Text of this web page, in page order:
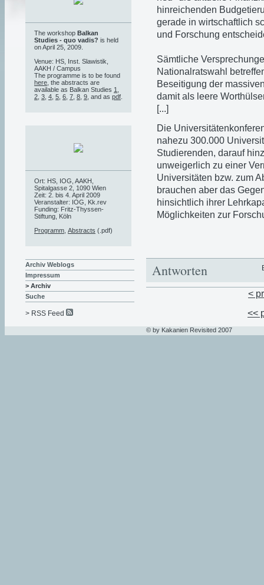
hinreichenden
gerade in wirtschaftlich
und Forschung
Sämtliche
Nationalratswahl
Beseitigung der
damit als leere
[...]
Die
nahezu 300.000
Studierenden, darauf
unweigerlich zu einer
Universitäten bzw. zum
brauchen aber das
hinsichtlich ihrer
Möglichkeiten zur
Antworten
<
<<
The workshop Balkan
Studies - quo vadis? is held
on April 25, 2009.
Venue: HS, Inst. Slawistik,
AAKH / Campus
The programme is to be found
here , the abstracts are
available as Balkan Studies 1
2 3 4 5 6 7 8 9 , and as pdf
Ort: HS, IOG, AAKH,
Spitalgasse 2, 1090 Wien
Zeit: 2. bis 4. April 2009
Veranstalter: IOG, Kk.rev
Funding: Fritz-Thyssen-
Stiftung, Köln
Programm Abstracts (.pdf)
Archiv Weblogs
Impressum
> Archiv
Suche
> RSS Feed
© by Kakanien Revisited 2007